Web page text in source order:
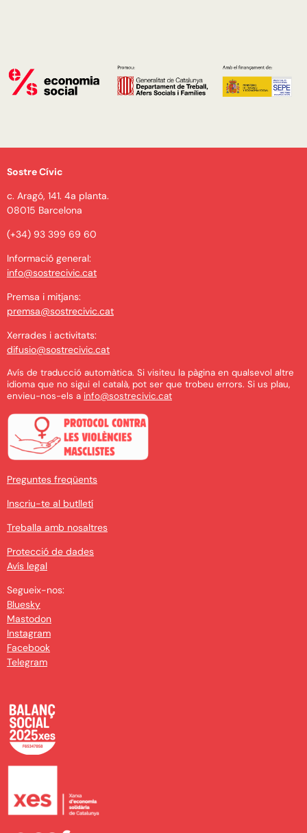
Sostre Cívic
c. Aragó, 141. 4a planta.
08015 Barcelona
(+34) 93 399 69 60
Informació general:
info@sostrecivic.cat
Premsa i mitjans:
premsa@sostrecivic.cat
Xerrades i activitats:
difusio@sostrecivic.cat
Avís de traducció automàtica. Si visiteu la pàgina en qualsevol altre
idioma que no sigui el català, pot ser que trobeu errors. Si us plau,
envieu-nos-els a info@sostrecivic.cat
Preguntes freqüents
Inscriu-te al butlletí
Treballa amb nosaltres
Protecció de dades
Avís legal
Segueix-nos:
Bluesky
Mastodon
Instagram
Facebook
Telegram